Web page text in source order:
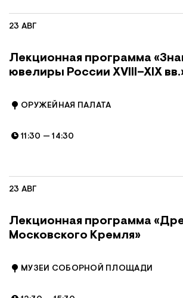
23 АВГ
Лекционная программа
ювелиры России XVIII–XIX
ОРУЖЕЙНАЯ ПАЛАТА
11:30 —14:30
23 АВГ
Лекционная программа
Московского Кремля»
МУЗЕИ СОБОРНОЙ ПЛОЩАДИ